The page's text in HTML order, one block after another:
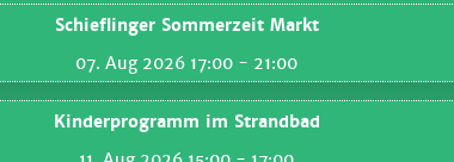
Schieflinger Sommerzeit Markt
07. Aug 2026 17:00 - 21:00
Kinderprogramm im Strandbad